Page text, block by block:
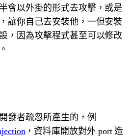
會以外掛的形式去攻擊，或是
讓你自己去安裝他，一但安裝
，因為攻擊程式甚至可以修改
發者疏忽所產生的，例
，資料庫開放對外 port 造